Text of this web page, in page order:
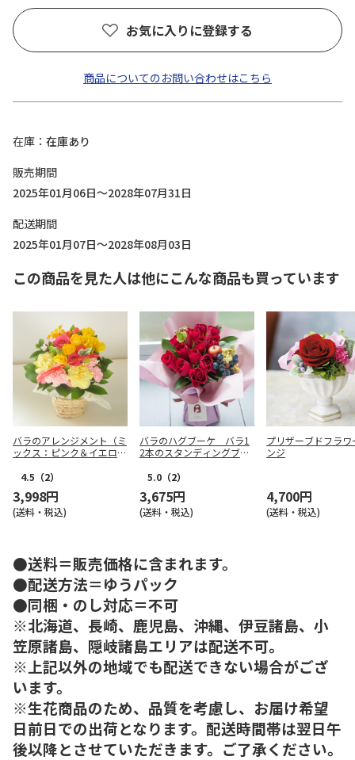
お気に入りに登録する
商品についてのお問い合わせはこちら
在庫
在庫あり
販売期間
2025年01月06日～2028年07月31日
配送期間
2025年01月07日～2028年08月03日
この商品を見た人は他にこんな商品も買っています
バラのアレンジメント（ミ
ックス：ピンク＆イエロ
4.5 （2）
3,998円
(送料・税込)
バラのハグブーケ バラ1
2本のスタンディングブー
5.0 （2）
3,675円
(送料・税込)
プリザーブドフラワ
ンジ
4,700円
(送料・税込)
●送料＝販売価格に含まれます。
●配送方法＝ゆうパック
●同梱・のし対応＝不可
※北海道、長崎、鹿児島、沖縄、伊豆諸島、小
笠原諸島、隠岐諸島エリアは配送不可。
※上記以外の地域でも配送できない場合がござ
います。
※生花商品のため、品質を考慮し、お届け希望
日前日での出荷となります。配送時間帯は翌日午
後以降とさせていただきます。ご了承ください。